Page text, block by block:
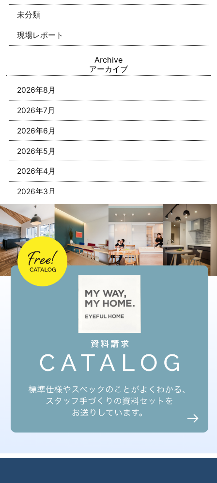
未分類
現場レポート
Archive
アーカイブ
2026年8月
2026年7月
2026年6月
2026年5月
2026年4月
2026年3月
2026年1月
2025年12月
2025年11月
2025年10月
2025年6月
2025年5月
2025年3月
2025年1月
2024年12月